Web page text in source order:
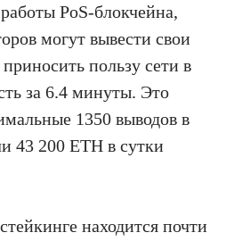
PoS-блокчейна,
могут вывести свои
пользу сети в
за 6.4 минуты. Это
1350 выводов в
43 200 ETH в сутки
находится почти